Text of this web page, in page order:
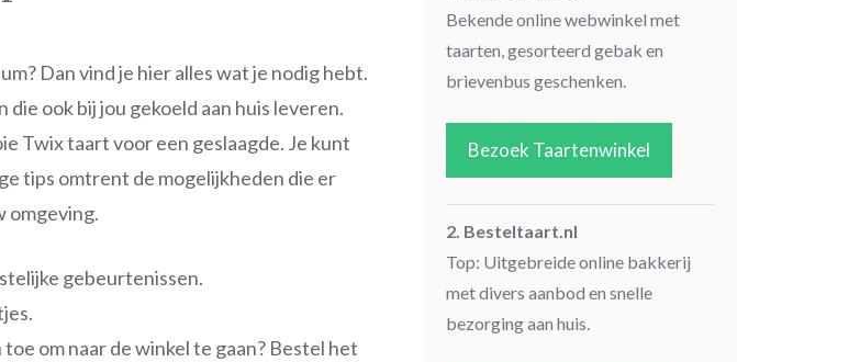
Dan vind je hier alles wat je nodig hebt.
ook bij jou gekoeld aan huis leveren.
Twix taart voor een geslaagde. Je kunt
tips omtrent de mogelijkheden die er
omgeving.
gebeurtenissen.
om naar de winkel te gaan? Bestel het
Bekende online webwinkel met
taarten, gesorteerd gebak en
brievenbus geschenken.
Bezoek Taartenwinkel
2. Besteltaart.nl
Top: Uitgebreide online bakkerij
met divers aanbod en snelle
bezorging aan huis.